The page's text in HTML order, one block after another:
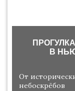
В
От
небоскрёбов